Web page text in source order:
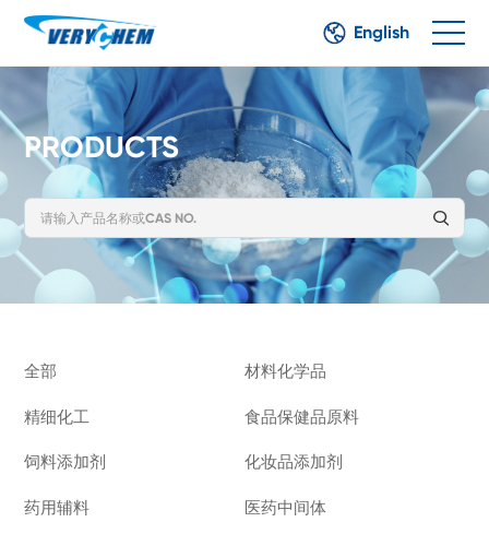
English
PRODUCTS
全部 材料化学品
精细化工 食品保健品原料
饲料添加剂 化妆品添加剂
药用辅料 医药中间体